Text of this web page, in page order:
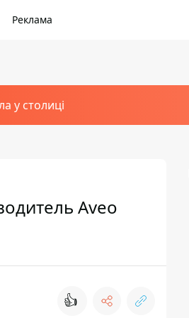
Реклама
у столиці
Aveo
👍